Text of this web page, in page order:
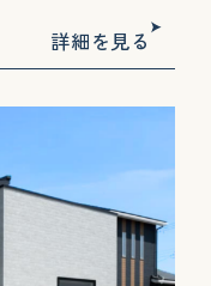
詳細を見る